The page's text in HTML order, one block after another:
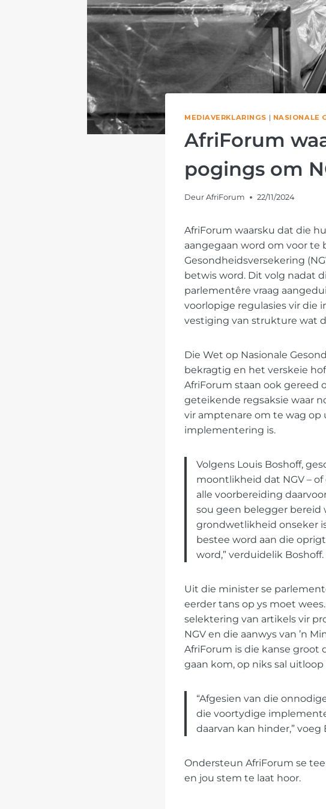
MEDIAVERKLARINGS | NASIONALE
AfriForum
pogings om
Deur AfriForum 22/11/2024
AfriForum waarsku dat die
aangegaan word om voor te
Gesondheidsversekering
betwis word. Dit volg nadat
parlementêre vraag
voorlopige regulasies vir die
vestiging van strukture wat
Die Wet op Nasionale
bekragtig en het verskeie
AfriForum staan ook gereed
geteikende regsaksie waar
vir amptenare om te wag op
implementering is.
Volgens Louis Boshoff,
moontlikheid dat NGV –
alle voorbereiding
sou geen belegger bereid
grondwetlikheid onseker
bestee word aan die
word,” verduidelik Boshoff.
Uit die minister se
eerder tans op ys moet
selektering van artikels vir
NGV en die aanwys van ’n
AfriForum is die kanse groot
gaan kom, op niks sal uitloop
“Afgesien van die
die voortydige
daarvan kan hinder,” voeg
Ondersteun AfriForum se
en jou stem te laat hoor.